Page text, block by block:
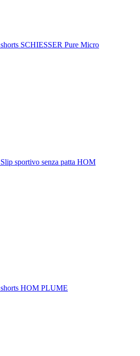
shorts SCHIESSER Pure Micro
Slip sportivo senza patta HOM
shorts HOM PLUME